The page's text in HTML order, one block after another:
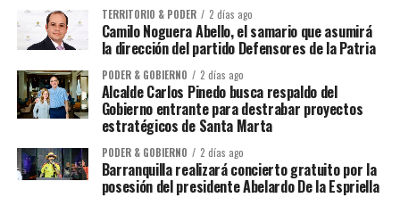
TERRITORIO & PODER 2 días ago
Camilo Noguera Abello, el samario que asumirá
la dirección del partido Defensores de la Patria
PODER & GOBIERNO 2 días ago
Alcalde Carlos Pinedo busca respaldo del
Gobierno entrante para destrabar proyectos
estratégicos de Santa Marta
PODER & GOBIERNO 2 días ago
Barranquilla realizará concierto gratuito por la
posesión del presidente Abelardo De la Espriella